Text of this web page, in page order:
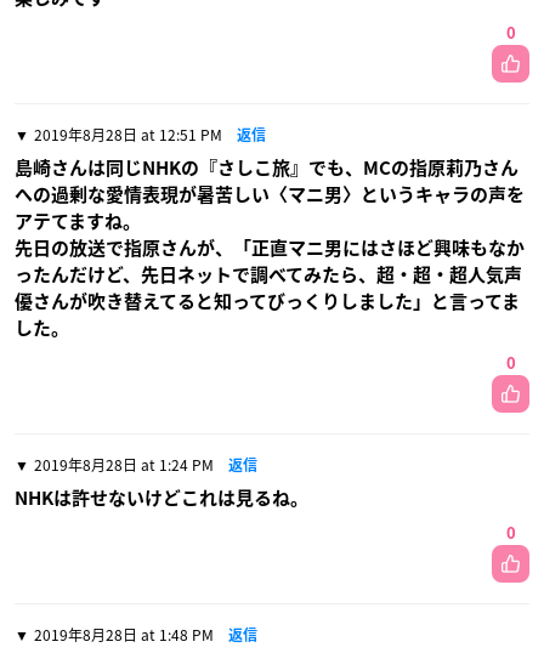
0
2019年8月28日 at 12:51 PM 返信
島崎さんは同じNHKの『さしこ旅』でも、MCの指原莉乃さん
への過剰な愛情表現が暑苦しい〈マニ男〉というキャラの声を
アテてますね。
先日の放送で指原さんが、「正直マニ男にはさほど興味もなか
ったんだけど、先日ネットで調べてみたら、超・超・超人気声
優さんが吹き替えてると知ってびっくりしました」と言ってま
した。
0
2019年8月28日 at 1:24 PM 返信
NHKは許せないけどこれは見るね。
0
2019年8月28日 at 1:48 PM 返信